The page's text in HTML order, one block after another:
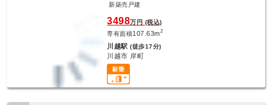
新築売戸建
3498万円 (税込)
専有面積107.63m2
川越駅(徒歩17分)
川越市 岸町